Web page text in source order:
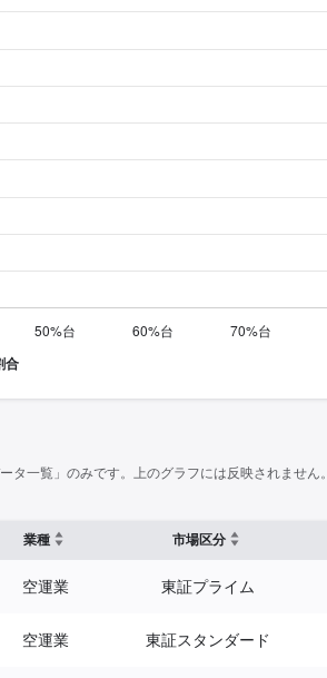
タ一覧」のみです。上のグラフには反映されません。
業種 市場区分
空運業 東証プライム
空運業 東証スタンダード